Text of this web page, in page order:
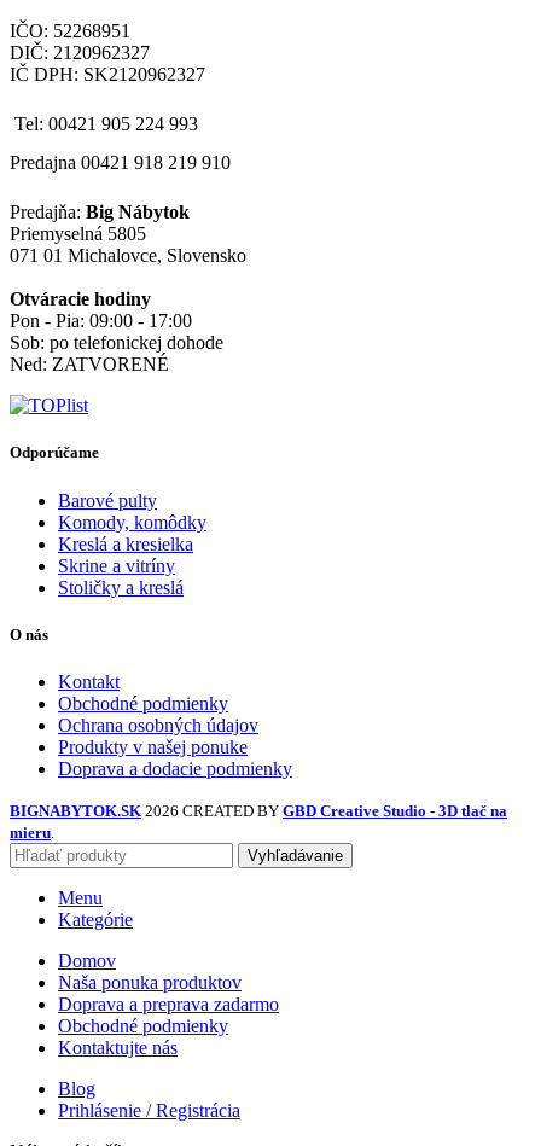
IČO: 52268951
DIČ: 2120962327
IČ DPH: SK2120962327
Tel: 00421 905 224 993
Predajna 00421 918 219 910
Predajňa: Big Nábytok
Priemyselná 5805
071 01 Michalovce, Slovensko
Otváracie hodiny
Pon - Pia: 09:00 - 17:00
Sob: po telefonickej dohode
Ned: ZATVORENÉ
Odporúčame
Barové pulty
Komody, komôdky
Kreslá a kresielka
Skrine a vitríny
Stoličky a kreslá
O nás
Kontakt
Obchodné podmienky
Ochrana osobných údajov
Produkty v našej ponuke
Doprava a dodacie podmienky
BIGNABYTOK.SK 2026 CREATED BY GBD Creative Studio - 3D tlač na
mieru
Vyhľadávanie
Menu
Kategórie
Domov
Naša ponuka produktov
Doprava a preprava zadarmo
Obchodné podmienky
Kontaktujte nás
Blog
Prihlásenie / Registrácia